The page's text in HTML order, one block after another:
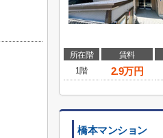
所在階 賃料
1階
2.9万円
橋本マンション